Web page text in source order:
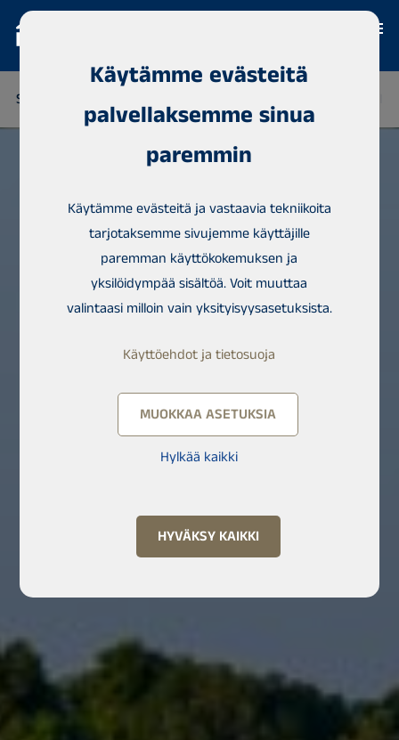
SUOMI
Käytämme evästeitä
palvellaksemme sinua
paremmin
Käytämme evästeitä ja vastaavia tekniikoita
tarjotaksemme sivujemme käyttäjille
paremman käyttökokemuksen ja
yksilöidympää sisältöä. Voit muuttaa
valintaasi milloin vain yksityisyysasetuksista.
Käyttöehdot ja tietosuoja
MUOKKAA ASETUKSIA
Hylkää kaikki
HYVÄKSY KAIKKI